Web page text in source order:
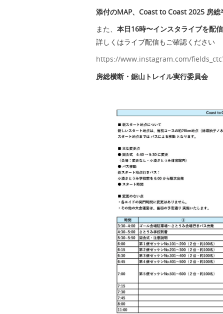
添付のMAP、Coast to Coast 2025 房総
また、 本日16時〜インスタライブを配
詳しくはライブ配信もご確認ください
https://www.instagram.com/
房総横断・鋸山トレイル実行委員会